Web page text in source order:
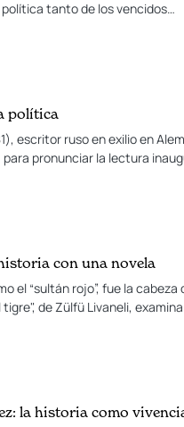
tanto de los vencidos…
política
escritor ruso en exilio en
pronunciar la lectura
con una novela
el “sultán rojo”, fue la
de Zülfü Livaneli,
la historia como